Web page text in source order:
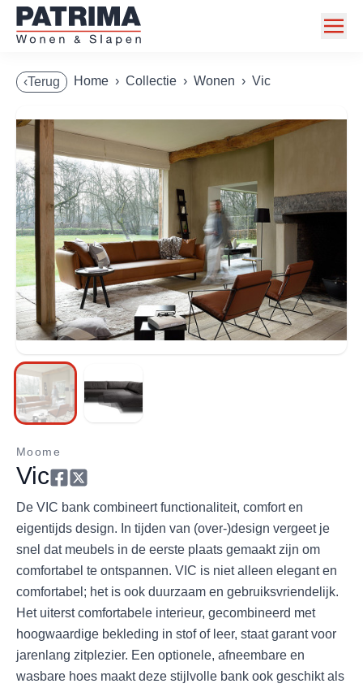
Toonzaalmodellen
Acties
Merken
Info
Contact
‹Terug Home › Collectie › Wonen › Vic
Moome
Vic
De VIC bank combineert functionaliteit, comfort en
eigentijds design. In tijden van (over-)design vergeet je
snel dat meubels in de eerste plaats gemaakt zijn om
comfortabel te ontspannen. VIC is niet alleen elegant en
comfortabel; het is ook duurzaam en gebruiksvriendelijk.
Het uiterst comfortabele interieur, gecombineerd met
hoogwaardige bekleding in stof of leer, staat garant voor
jarenlang zitplezier. Een optionele, afneembare en
wasbare hoes maakt deze stijlvolle bank ook geschikt als